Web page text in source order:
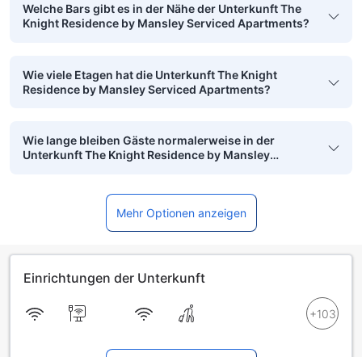
Welche Bars gibt es in der Nähe der Unterkunft The
Knight Residence by Mansley Serviced Apartments?
Wie viele Etagen hat die Unterkunft The Knight
Residence by Mansley Serviced Apartments?
Wie lange bleiben Gäste normalerweise in der
Unterkunft The Knight Residence by Mansley
Mehr Optionen anzeigen
Einrichtungen der Unterkunft